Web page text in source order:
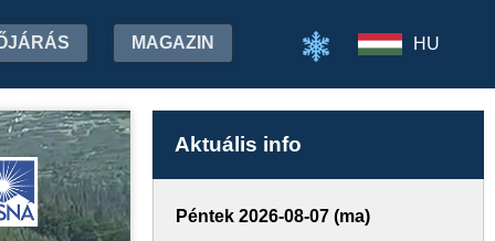
MAGAZIN HU
Aktuális info
Péntek 2026-08-07 (ma)